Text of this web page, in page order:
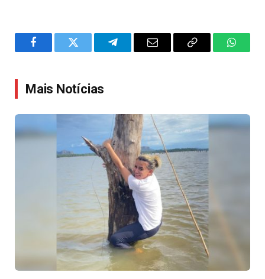
FacebookTwitter TelegramEmail
Copy
Mais Notícias